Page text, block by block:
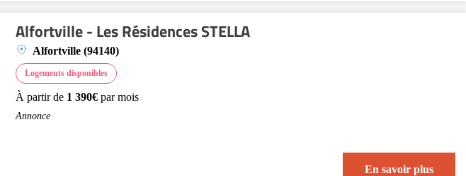
Alfortville - Les Résidences STELLA
Alfortville (94140)
Logements disponibles
À partir de 1 390€ par mois
Annonce
En savoir plus